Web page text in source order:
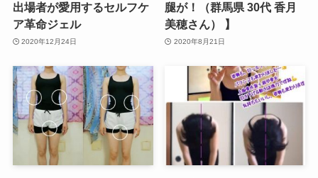
出場者が愛用するセルフケ
ア革命ジェル
2020年12月24日
腿が！（群馬県 30代 香月
美穂さん） 】
2020年8月21日